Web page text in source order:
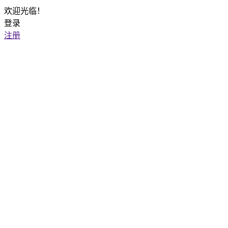
欢迎光临！
登录
注册